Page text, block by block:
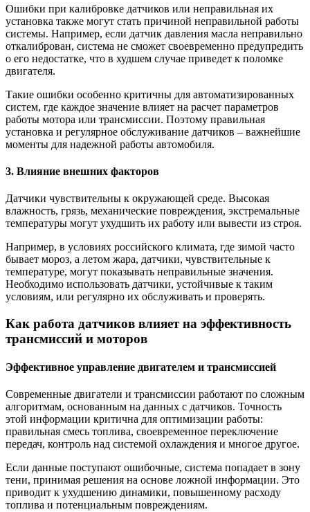
Ошибки при калибровке датчиков или неправильная их
установка также могут стать причиной неправильной работы
системы. Например, если датчик давления масла неправильно
откалиброван, система не сможет своевременно предупредить
о его недостатке, что в худшем случае приведет к поломке
двигателя.
Такие ошибки особенно критичны для автоматизированных
систем, где каждое значение влияет на расчет параметров
работы мотора или трансмиссии. Поэтому правильная
установка и регулярное обслуживание датчиков – важнейшие
моменты для надежной работы автомобиля.
3. Влияние внешних факторов
Датчики чувствительны к окружающей среде. Высокая
влажность, грязь, механические повреждения, экстремальные
температуры могут ухудшить их работу или вывести из строя.
Например, в условиях российского климата, где зимой часто
бывает мороз, а летом жара, датчики, чувствительные к
температуре, могут показывать неправильные значения.
Необходимо использовать датчики, устойчивые к таким
условиям, или регулярно их обслуживать и проверять.
Как работа датчиков влияет на эффективность
трансмиссий и моторов
Эффективное управление двигателем и трансмиссией
Современные двигатели и трансмиссии работают по сложным
алгоритмам, основанным на данных с датчиков. Точность
этой информации критична для оптимизации работы:
правильная смесь топлива, своевременное переключение
передач, контроль над системой охлаждения и многое другое.
Если данные поступают ошибочные, система попадает в зону
тени, принимая решения на основе ложной информации. Это
приводит к ухудшению динамики, повышенному расходу
топлива и потенциальным повреждениям.